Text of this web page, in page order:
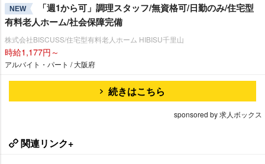
NEW
「週1から可」調理スタッフ/無資格可/日勤のみ/住宅型
有料老人ホーム/社会保障完備
株式会社BISCUSS/住宅型有料老人ホーム HIBISU千里山
時給1,177円～
アルバイト・パート / 大阪府
続きはこちら
sponsored by 求人ボックス
関連リンク+